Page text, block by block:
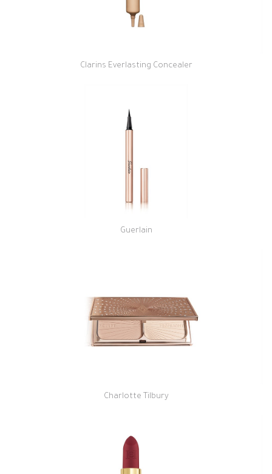
Clarins Everlasting Concealer
Guerlain
Charlotte Tilbury